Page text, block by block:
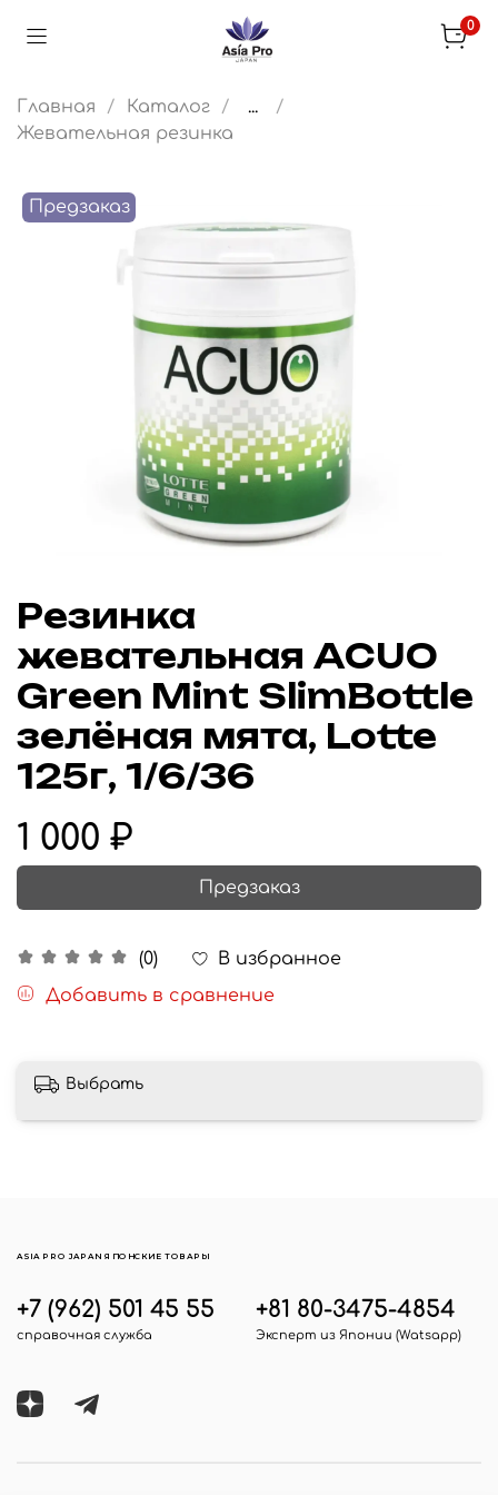
0
Главная Каталог
...
Жевательная резинка
Предзаказ
Резинка
жевательная ACUO
Green Mint SlimBottle
зелёная мята, Lotte
125г, 1/6/36
(0)
В избранное
Добавить в сравнение
1 000 ₽
Предзаказ
Выбрать
+7 (962) 501 45 55
справочная служба
+81 80-3475-4854
Эксперт из Японии (Watsapp)
ASIA PRO JAPAN ЯПОНСКИЕ ТОВАРЫ